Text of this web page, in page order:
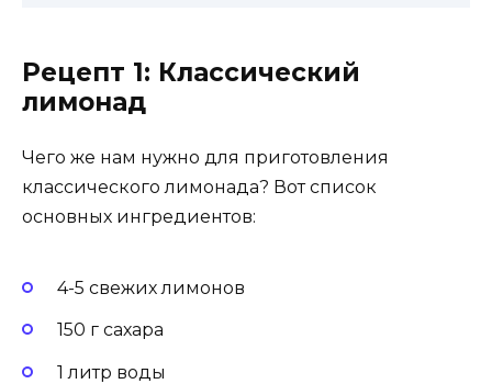
Рецепт 1: Классический
лимонад
Чего же нам нужно для приготовления
классического лимонада? Вот список
основных ингредиентов:
4-5 свежих лимонов
150 г сахара
1 литр воды